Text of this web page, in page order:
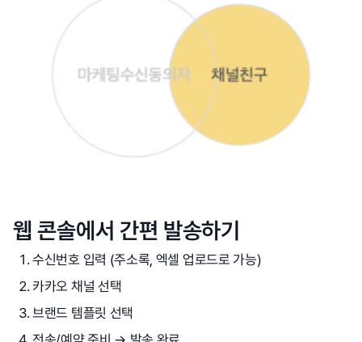
웹 콘솔에서 간편 발송하기
수신번호 입력 (주소록, 엑셀 업로드로 가능)
카카오 채널 선택
브랜드 템플릿 선택